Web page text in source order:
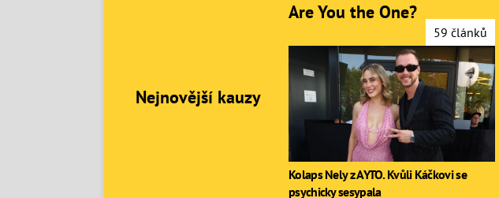
Nejnovější kauzy
Are You the One?
59 článků
Kolaps Nely z AYTO. Kvůli Káčkovi se
psychicky sesypala